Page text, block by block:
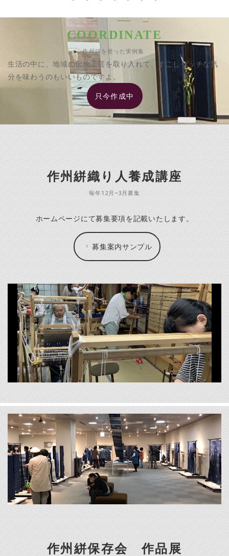
COORDINATE
作州絣を使った実例集
生活の中に、地域の伝統工芸を取り入れて、すこしリッチな気
分を味わうのもいいものですよ。
只今作成中
作州絣織り人養成講座
毎年12月~3月募集
ホームページにて募集要項を記載いたします。
募集案内サンプル
作州絣保存会 作品展